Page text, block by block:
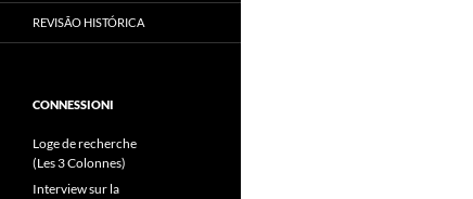
REVISÃO HISTÓRICA
CONNESSIONI
Loge de recherche
(Les 3 Colonnes)
Interview sur la